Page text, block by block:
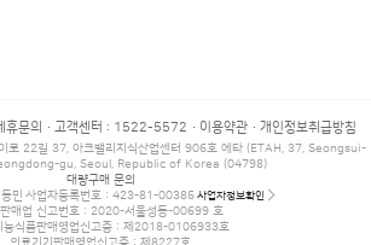
(배송비 유,무/배송표 필 참조)
휴문의 고객센터 : 1522-5572 이용약관
개인정보취급방침
로 22길 37, 아크밸리지식산업센터 906호 에타 (ETAH, 37, Seongsui-
gu, Seoul, Republic of Korea (04798)
대량구매 문의
민 사업자등록번호 : 423-81-00385 사업자정보확인
매업 신고번호 : 2020-서울성동-00699 호
능식품판매영업신고증 : 제2018-0106933호